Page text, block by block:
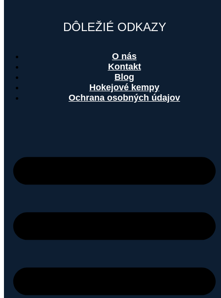
DÔLEŽIÉ ODKAZY
O nás
Kontakt
Blog
Hokejové kempy
Ochrana osobných údajov